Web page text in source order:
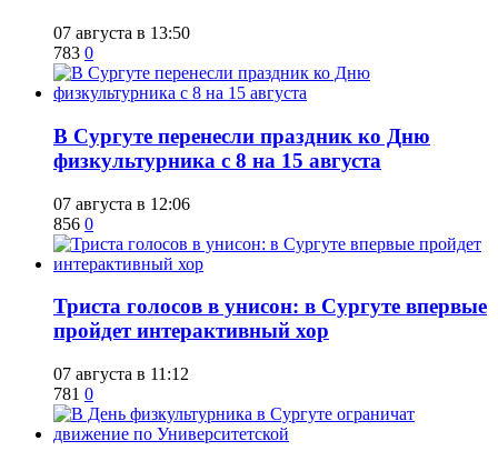
07 августа в 13:50
783 0
​В Сургуте перенесли праздник ко Дню
физкультурника с 8 на 15 августа
07 августа в 12:06
856 0
​Триста голосов в унисон: в Сургуте впервые
пройдет интерактивный хор
07 августа в 11:12
781 0